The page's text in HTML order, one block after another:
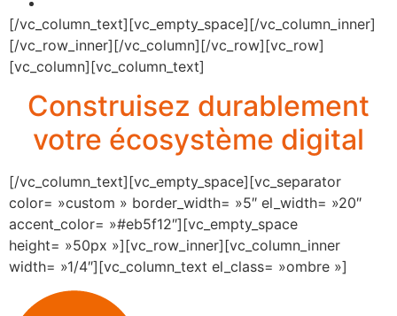
[/vc_column_text][vc_empty_space][/vc_column_inner]
[/vc_row_inner][/vc_column][/vc_row][vc_row]
[vc_column][vc_column_text]
Construisez durablement
votre écosystème digital
[/vc_column_text][vc_empty_space][vc_separator
color= »custom » border_width= »5″ el_width= »20″
accent_color= »#eb5f12″][vc_empty_space
height= »50px »][vc_row_inner][vc_column_inner
width= »1/4″][vc_column_text el_class= »ombre »]